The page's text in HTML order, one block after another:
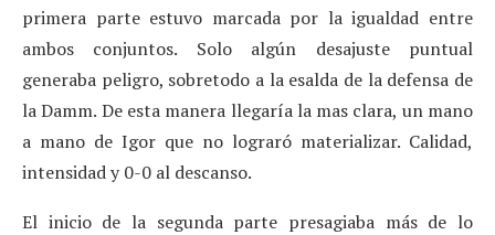
primera parte estuvo marcada por la igualdad entre
ambos conjuntos. Solo algún desajuste puntual
generaba peligro, sobretodo a la esalda de la defensa de
la Damm. De esta manera llegaría la mas clara, un mano
a mano de Igor que no lograró materializar. Calidad,
intensidad y 0-0 al descanso.
El inicio de la segunda parte presagiaba más de lo